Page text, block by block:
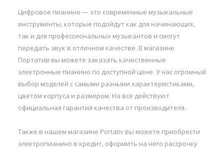
Цифровое пианино — это современные музыкальные
инструменты, которые подойдут как для начинающих,
так и для профессиональных музыкантов и смогут
передать звук в отличном качестве. В магазине
Портатив вы можете заказать качественные
электронные пианино по доступной цене. У нас огромный
выбор моделей с самыми разными характеристиками,
цветом корпуса и размером. На все действуют
официальная гарантия качества от производителя.
Также в нашем магазине Portativ вы можете приобрести
электропианино в кредит, оформить на него рассрочку